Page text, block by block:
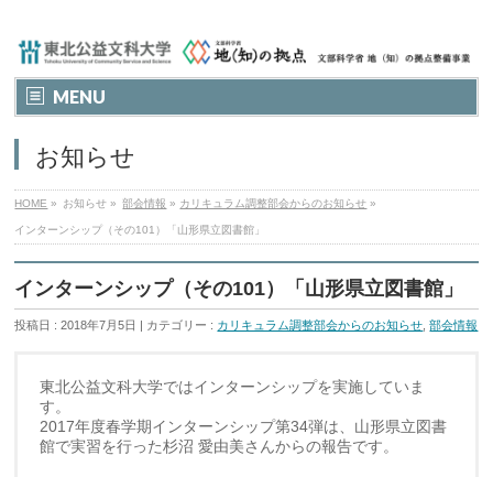
MENU
お知らせ
HOME » お知らせ » 部会情報 » カリキュラム調整部会からのお知らせ »
インターンシップ（その101）「山形県立図書館」
インターンシップ（その101）「山形県立図書館」
投稿日 : 2018年7月5日 | カテゴリー : カリキュラム調整部会からのお知らせ ,部会情報
東北公益文科大学ではインターンシップを実施していま
す。
2017年度春学期インターンシップ第34弾は、山形県立図書
館で実習を行った杉沼 愛由美さんからの報告です。